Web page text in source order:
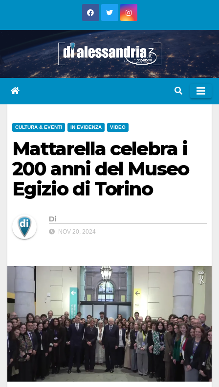
CULTURA & EVENTI IN EVIDENZA VIDEO
Mattarella celebra i
200 anni del Museo
Egizio di Torino
Di
NOV 20, 2024